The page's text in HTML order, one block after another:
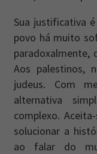
Sua justificativa
povo há muito
paradoxalmente,
Aos palestinos,
judeus. Com
alternativa
complexo.
solucionar a
ao falar do